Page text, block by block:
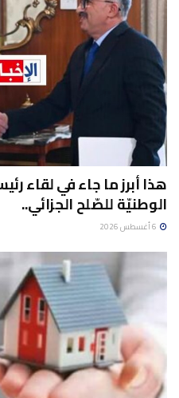
هذا أبرز ما جاء في لقاء
الوطنيّة للصّلح الجزائي..